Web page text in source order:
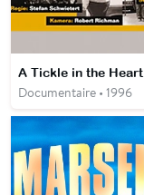
A Tickle in the Heart
Documentaire • 1996